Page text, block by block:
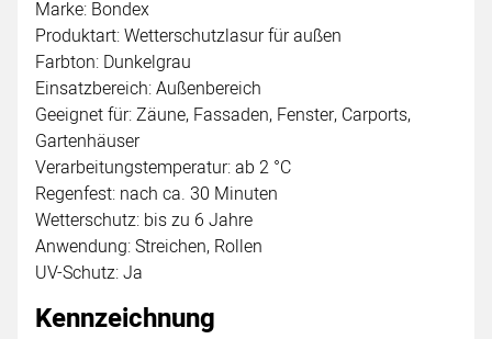
Marke: Bondex
Produktart: Wetterschutzlasur für außen
Farbton: Dunkelgrau
Einsatzbereich: Außenbereich
Geeignet für: Zäune, Fassaden, Fenster, Carports,
Gartenhäuser
Verarbeitungstemperatur: ab 2 °C
Regenfest: nach ca. 30 Minuten
Wetterschutz: bis zu 6 Jahre
Anwendung: Streichen, Rollen
UV-Schutz: Ja
Kennzeichnung